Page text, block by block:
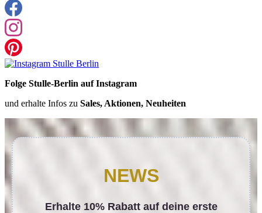
Folge Stulle-Berlin auf Instagram
und erhalte Infos zu Sales, Aktionen, Neuheiten
NEWS
Erhalte 10% Rabatt auf deine erste